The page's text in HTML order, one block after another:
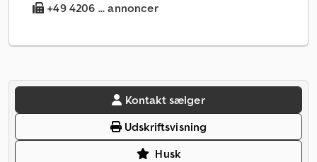
+49 4206 ... annoncer
Kontakt sælger
Udskriftsvisning
Husk